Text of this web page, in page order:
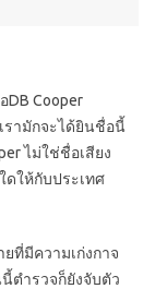
DB Cooper
รามักจะได้ยินชื่อนี้
ไม่ใช่ชื่อเสียง
ให้กับประเทศ
ที่มีความเก่งกาจ
ตำรวจก็ยังจับตัว